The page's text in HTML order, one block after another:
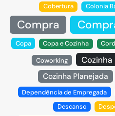
Cobertura
Colonia
Compra
Copa Copa e Cozinha
Coworking Cozinha
Cozinha Planejada
Dependência de Empregada
Descanso